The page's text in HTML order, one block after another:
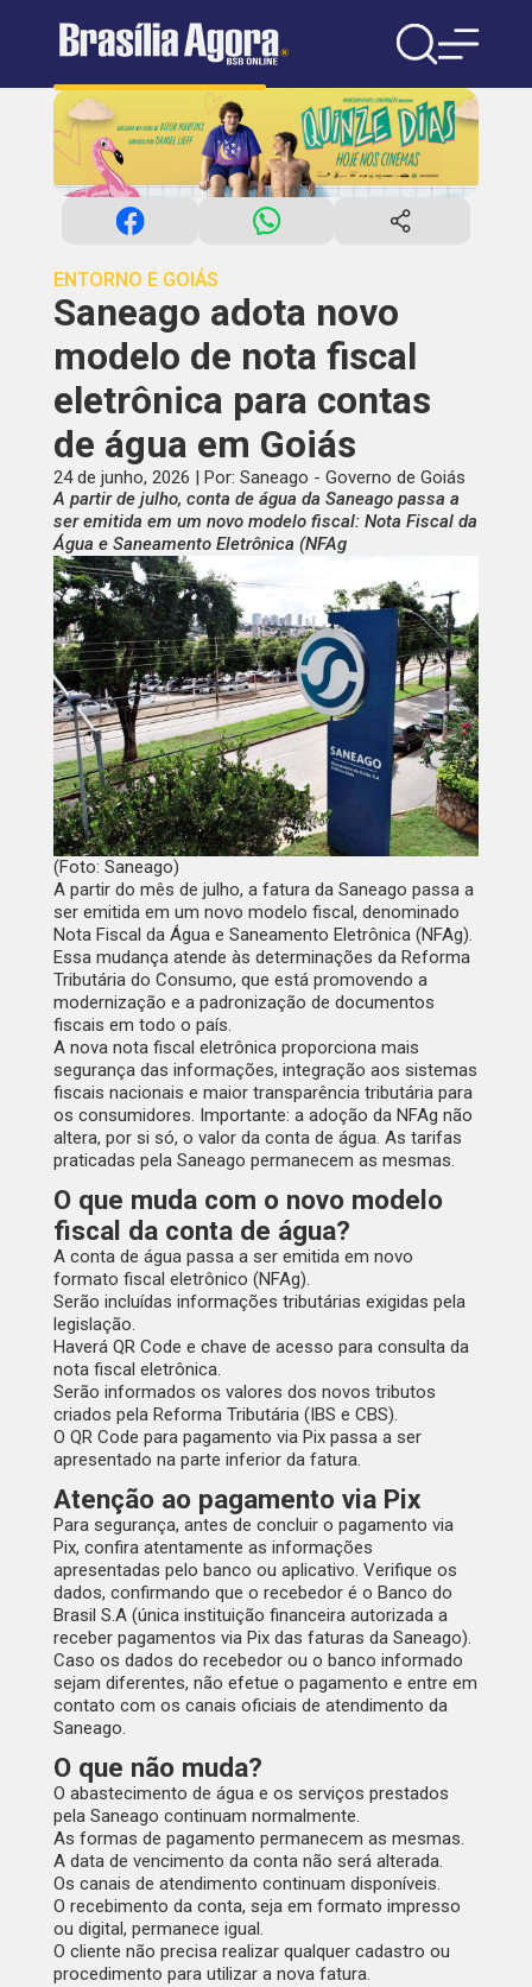
ENTORNO E GOIÁS
Saneago adota novo
modelo de nota fiscal
eletrônica para contas
de água em Goiás
24 de junho, 2026 | Por: Saneago - Governo de Goiás
A partir de julho, conta de água da Saneago passa a
ser emitida em um novo modelo fiscal: Nota Fiscal da
Água e Saneamento Eletrônica (NFAg
(Foto: Saneago)
A partir do mês de julho, a fatura da Saneago passa a
ser emitida em um novo modelo fiscal, denominado
Nota Fiscal da Água e Saneamento Eletrônica (NFAg).
Essa mudança atende às determinações da Reforma
Tributária do Consumo, que está promovendo a
modernização e a padronização de documentos
fiscais em todo o país.
A nova nota fiscal eletrônica proporciona mais
segurança das informações, integração aos sistemas
fiscais nacionais e maior transparência tributária para
os consumidores. Importante: a adoção da NFAg não
altera, por si só, o valor da conta de água. As tarifas
praticadas pela Saneago permanecem as mesmas.
O que muda com o novo modelo
fiscal da conta de água?
A conta de água passa a ser emitida em novo
formato fiscal eletrônico (NFAg).
Serão incluídas informações tributárias exigidas pela
legislação.
Haverá QR Code e chave de acesso para consulta da
nota fiscal eletrônica.
Serão informados os valores dos novos tributos
criados pela Reforma Tributária (IBS e CBS).
O QR Code para pagamento via Pix passa a ser
apresentado na parte inferior da fatura.
Atenção ao pagamento via Pix
Para segurança, antes de concluir o pagamento via
Pix, confira atentamente as informações
apresentadas pelo banco ou aplicativo. Verifique os
dados, confirmando que o recebedor é o Banco do
Brasil S.A (única instituição financeira autorizada a
receber pagamentos via Pix das faturas da Saneago).
Caso os dados do recebedor ou o banco informado
sejam diferentes, não efetue o pagamento e entre em
contato com os canais oficiais de atendimento da
Saneago.
O que não muda?
O abastecimento de água e os serviços prestados
pela Saneago continuam normalmente.
As formas de pagamento permanecem as mesmas.
A data de vencimento da conta não será alterada.
Os canais de atendimento continuam disponíveis.
O recebimento da conta, seja em formato impresso
ou digital, permanece igual.
O cliente não precisa realizar qualquer cadastro ou
procedimento para utilizar a nova fatura.